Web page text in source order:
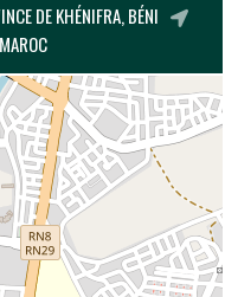
DE KHÉNIFRA, BÉNI